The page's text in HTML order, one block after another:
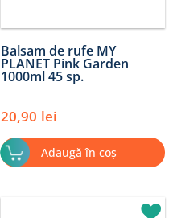
Balsam de rufe MY
PLANET Pink Garden
1000ml 45 sp.
20,90 lei
Adaugă în coș
Prețul